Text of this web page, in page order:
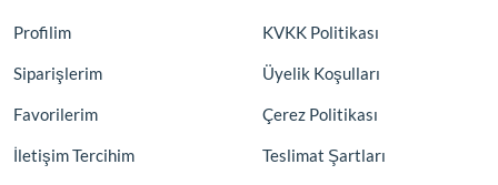
Profilim
Siparişlerim
Favorilerim
İletişim Tercihim
KVKK Politikası
Üyelik Koşulları
Çerez Politikası
Teslimat Şartları